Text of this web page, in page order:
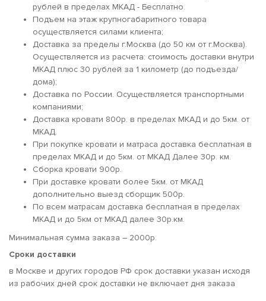
рублей в пределах МКАД - Бесплатно.
Подъем на этаж крупногабаритного товара
осуществляется силами клиента;
Доставка за пределы г.Москва (до 50 км от г.Москва).
Осуществляется из расчета: стоимость доставки внутри
МКАД плюс 30 рублей за 1 километр (до подъезда/
дома);
Доставка по России. Осуществляется транспортными
компаниями;
Доставка кровати 800р. в пределах МКАД и до 5км. от
МКАД.
При покупке кровати и матраса доставка бесплатная в
пределах МКАД и до 5км. от МКАД Далее 30р. км.
Сборка кровати 900р.
При доставке кровати более 5км. от МКАД
дополнительно выезд сборщик 500р.
По всем матрасам доставка бесплатная в пределах
МКАД и до 5км от МКАД далее 30р.км.
Минимальная сумма заказа – 2000р.
Сроки доставки
в Москве и других городов РФ срок доставки указан исходя
из рабочих дней срок доставки не включает дня заказа